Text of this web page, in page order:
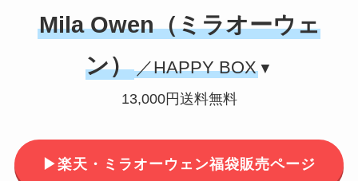
Mila Owen（ミラオーウェ
ン）／HAPPY BOX ▼
13,000円送料無料
▶楽天・ミラオーウェン福袋販売ページ